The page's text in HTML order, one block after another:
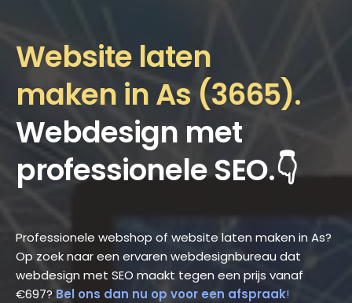
Website laten
maken in As (3665).
Webdesign met
professionele SEO.👇
Professionele webshop of website laten maken in As?
Op zoek naar een ervaren webdesignbureau dat
webdesign met SEO maakt tegen een prijs vanaf
€697? Bel ons dan nu op voor een afspraak!